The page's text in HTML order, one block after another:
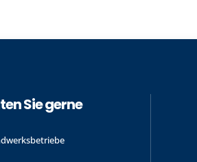
Sie gerne